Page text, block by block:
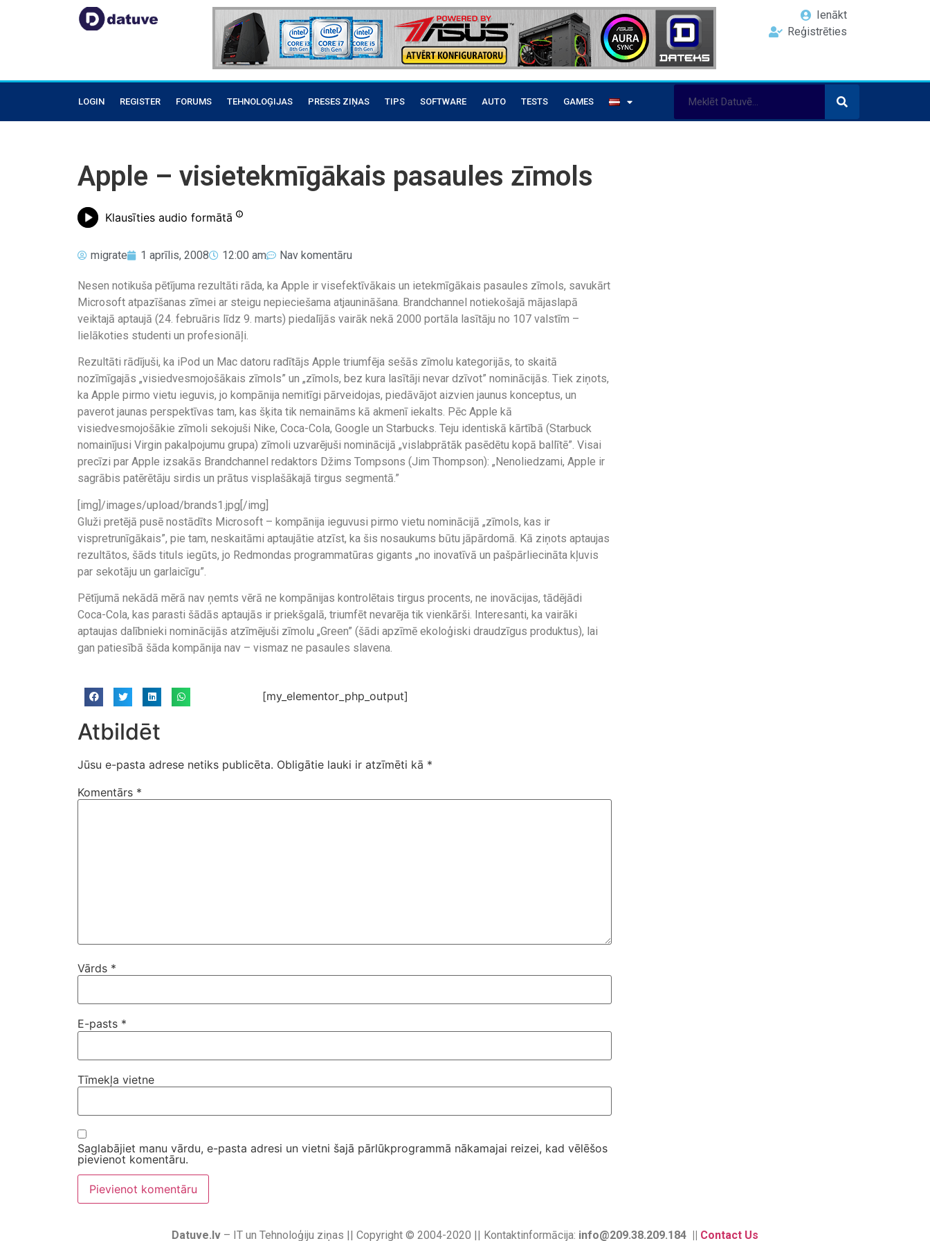
Ienākt
Reģistrēties
LOGIN REGISTER FORUMS TEHNOLOĢIJAS PRESES ZIŅAS TIPS SOFTWARE AUTO TESTS GAMES
Apple – visietekmīgākais pasaules zīmols
Klausīties audio formātā
migrate 1 aprīlis, 2008 12:00 am Nav komentāru
Nesen notikuša pētījuma rezultāti rāda, ka Apple ir visefektīvākais un ietekmīgākais pasaules zīmols, savukārt
Microsoft atpazīšanas zīmei ar steigu nepieciešama atjaunināšana. Brandchannel notiekošajā mājaslapā
veiktajā aptaujā (24. februāris līdz 9. marts) piedalījās vairāk nekā 2000 portāla lasītāju no 107 valstīm –
lielākoties studenti un profesionāļi.
Rezultāti rādījuši, ka iPod un Mac datoru radītājs Apple triumfēja sešās zīmolu kategorijās, to skaitā
nozīmīgajās „visiedvesmojošākais zīmols” un „zīmols, bez kura lasītāji nevar dzīvot” nominācijās. Tiek ziņots,
ka Apple pirmo vietu ieguvis, jo kompānija nemitīgi pārveidojas, piedāvājot aizvien jaunus konceptus, un
paverot jaunas perspektīvas tam, kas šķita tik nemaināms kā akmenī iekalts. Pēc Apple kā
visiedvesmojošākie zīmoli sekojuši Nike, Coca-Cola, Google un Starbucks. Teju identiskā kārtībā (Starbuck
nomainījusi Virgin pakalpojumu grupa) zīmoli uzvarējuši nominācijā „vislabprātāk pasēdētu kopā ballītē”. Visai
precīzi par Apple izsakās Brandchannel redaktors Džims Tompsons (Jim Thompson): „Nenoliedzami, Apple ir
sagrābis patērētāju sirdis un prātus visplašākajā tirgus segmentā.”
[img]/images/upload/brands1.jpg[/img]
Gluži pretējā pusē nostādīts Microsoft – kompānija ieguvusi pirmo vietu nominācijā „zīmols, kas ir
vispretrunīgākais”, pie tam, neskaitāmi aptaujātie atzīst, ka šis nosaukums būtu jāpārdomā. Kā ziņots aptaujas
rezultātos, šāds tituls iegūts, jo Redmondas programmatūras gigants „no inovatīvā un pašpārliecināta kļuvis
par sekotāju un garlaicīgu”.
Pētījumā nekādā mērā nav ņemts vērā ne kompānijas kontrolētais tirgus procents, ne inovācijas, tādējādi
Coca-Cola, kas parasti šādās aptaujās ir priekšgalā, triumfēt nevarēja tik vienkārši. Interesanti, ka vairāki
aptaujas dalībnieki nominācijās atzīmējuši zīmolu „Green” (šādi apzīmē ekoloģiski draudzīgus produktus), lai
gan patiesībā šāda kompānija nav – vismaz ne pasaules slavena.
[my_elementor_php_output]
Atbildēt
Jūsu e-pasta adrese netiks publicēta. Obligātie lauki ir atzīmēti kā *
Komentārs *
Vārds *
E-pasts *
Tīmekļa vietne
Saglabājiet manu vārdu, e-pasta adresi un vietni šajā pārlūkprogrammā nākamajai reizei, kad vēlēšos
pievienot komentāru.
Datuve.lv – IT un Tehnoloģiju ziņas || Copyright © 2004-2020 || Kontaktinformācija: info@209.38.209.184 || Contact Us